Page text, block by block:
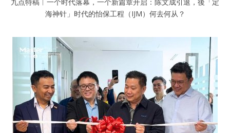
海神针」时代的怡保工程（IJM）何去何从？